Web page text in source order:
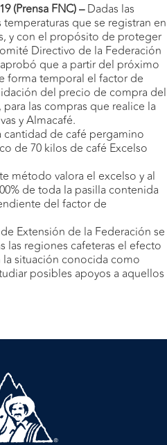
(Prensa FNC) –Dadas las
que se registran en
y con el propósito de proteger
Directivo de la Federación
que a partir del próximo
forma temporal el factor de
del precio de compra del
las compras que realice la
y Almacafé.
de café pergamino
de 70 kilos de café Excelso
método valora el excelso y al
de toda la pasilla contenida
del factor de
Extensión de la Federación se
las regiones cafeteras el efecto
situación conocida como
posibles apoyos a aquellos